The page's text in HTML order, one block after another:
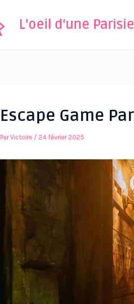
L'oeil d'une
Escape Game
ParVictoire / 24 février 2025